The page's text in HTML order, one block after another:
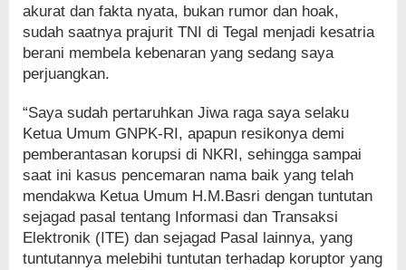
akurat dan fakta nyata, bukan rumor dan hoak,
sudah saatnya prajurit TNI di Tegal menjadi kesatria
berani membela kebenaran yang sedang saya
perjuangkan.
“Saya sudah pertaruhkan Jiwa raga saya selaku
Ketua Umum GNPK-RI, apapun resikonya demi
pemberantasan korupsi di NKRI, sehingga sampai
saat ini kasus pencemaran nama baik yang telah
mendakwa Ketua Umum H.M.Basri dengan tuntutan
sejagad pasal tentang Informasi dan Transaksi
Elektronik (ITE) dan sejagad Pasal lainnya, yang
tuntutannya melebihi tuntutan terhadap koruptor yang